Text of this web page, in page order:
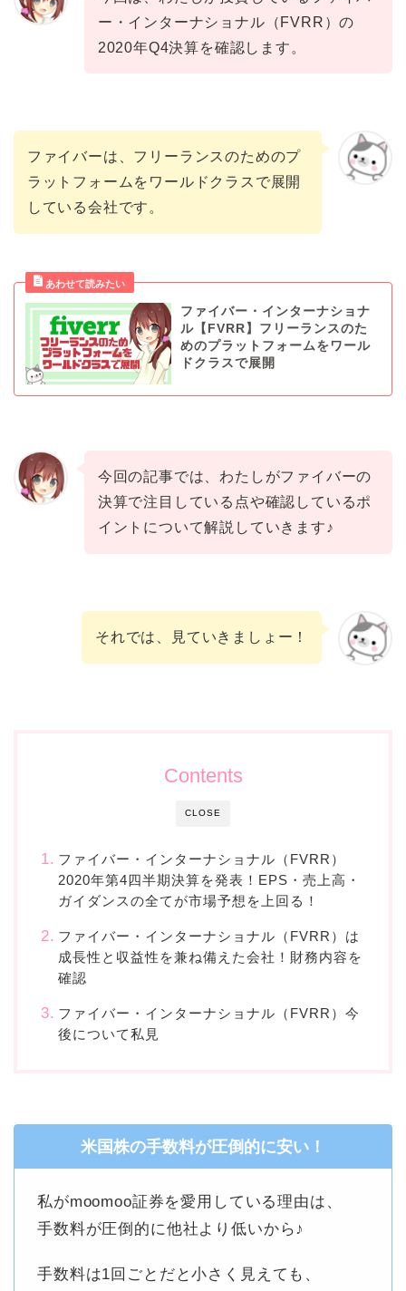
ー・インターナショナル（FVRR）の
2020年Q4決算を確認します。
ファイバーは、フリーランスのためのプ
ラットフォームをワールドクラスで展開
している会社です。
ファイバー・インターナショナ
ル【FVRR】フリーランスのた
めのプラットフォームをワール
ドクラスで展開
今回の記事では、わたしがファイバーの
決算で注目している点や確認しているポ
イントについて解説していきます♪
それでは、見ていきましょー！
CLOSE
Contents
ファイバー・インターナショナル（FVRR）
2020年第4四半期決算を発表！EPS・売上高・
ガイダンスの全てが市場予想を上回る！
ファイバー・インターナショナル（FVRR）は
成長性と収益性を兼ね備えた会社！財務内容を
確認
ファイバー・インターナショナル（FVRR）今
後について私見
米国株の手数料が圧倒的に安い！
私がmoomoo証券を愛用している理由は、
手数料が圧倒的に他社より低いから♪
手数料は1回ごとだと小さく見えても、